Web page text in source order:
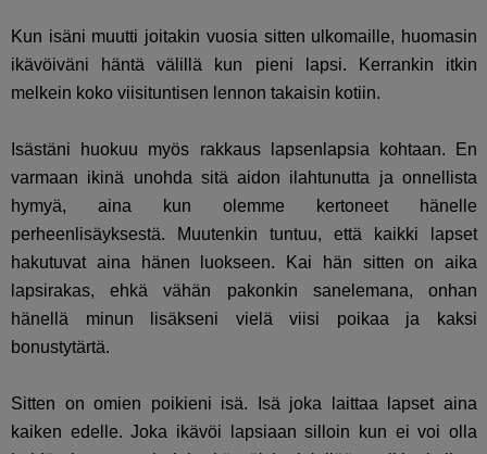
Kun isäni muutti joitakin vuosia sitten ulkomaille, huomasin
ikävöiväni häntä välillä kun pieni lapsi. Kerrankin itkin
melkein koko viisituntisen lennon takaisin kotiin.
Isästäni huokuu myös rakkaus lapsenlapsia kohtaan. En
varmaan ikinä unohda sitä aidon ilahtunutta ja onnellista
hymyä, aina kun olemme kertoneet hänelle
perheenlisäyksestä. Muutenkin tuntuu, että kaikki lapset
hakutuvat aina hänen luokseen. Kai hän sitten on aika
lapsirakas, ehkä vähän pakonkin sanelemana, onhan
hänellä minun lisäkseni vielä viisi poikaa ja kaksi
bonustytärtä.
Sitten on omien poikieni isä. Isä joka laittaa lapset aina
kaiken edelle. Joka ikävöi lapsiaan silloin kun ei voi olla